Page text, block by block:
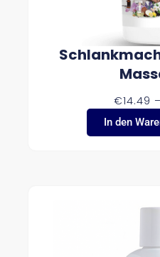
€14.49 –
In den